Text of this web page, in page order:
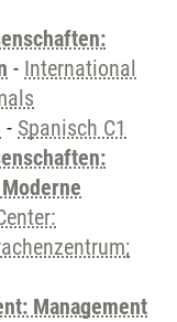
- International
- Spanisch C1
Management